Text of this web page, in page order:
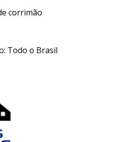
Todo o Brasil